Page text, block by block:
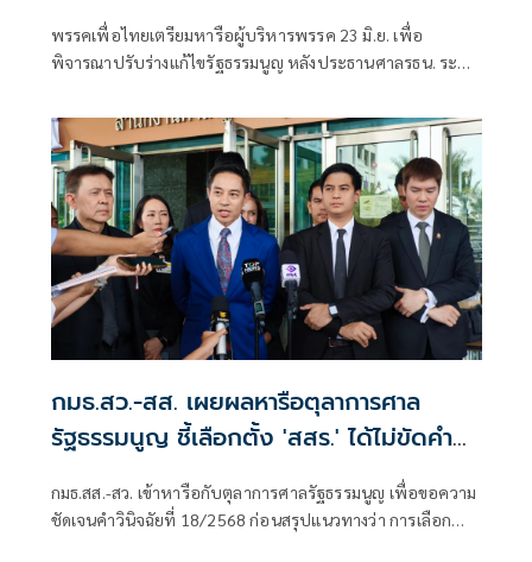
พรรคเพื่อไทยเตรียมหารือผู้บริหารพรรค 23 มิ.ย. เพื่อ
พิจารณาปรับร่างแก้ไขรัฐธรรมนูญ หลังประธานศาลรธน. ระบุ
100%
กมธ.สว.-สส. เผยผลหารือตุลาการศาล
รัฐธรรมนูญ ชี้เลือกตั้ง 'สสร.' ได้ไม่ขัดคำ
กมธ.สส.-สว. เข้าหารือกับตุลาการศาลรัฐธรรมนูญ เพื่อขอความ
ชัดเจนคำวินิจฉัยที่ 18/2568 ก่อนสรุปแนวทางว่า การเลือก